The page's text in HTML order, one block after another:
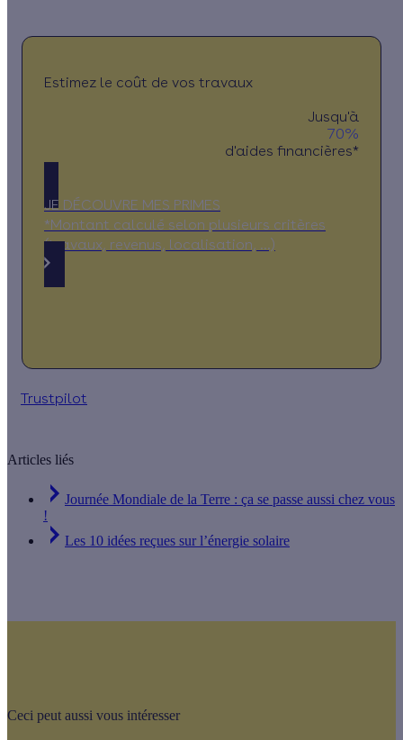
Estimez le coût de vos travaux
Jusqu'à
70%
d'aides financières*
JE DÉCOUVRE MES PRIMES
*Montant calculé selon plusieurs critères
(travaux, revenus, localisation, …)
Trustpilot
Articles liés
Journée Mondiale de la Terre : ça se passe aussi chez vous
!
Les 10 idées reçues sur l’énergie solaire
Ceci peut aussi vous intéresser